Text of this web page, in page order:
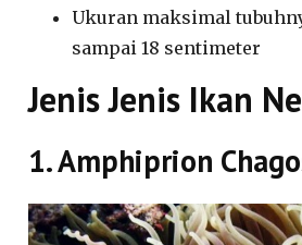
Ukuran maksimal
sampai 18 sentimeter
Jenis Jenis Ikan
1. Amphiprion